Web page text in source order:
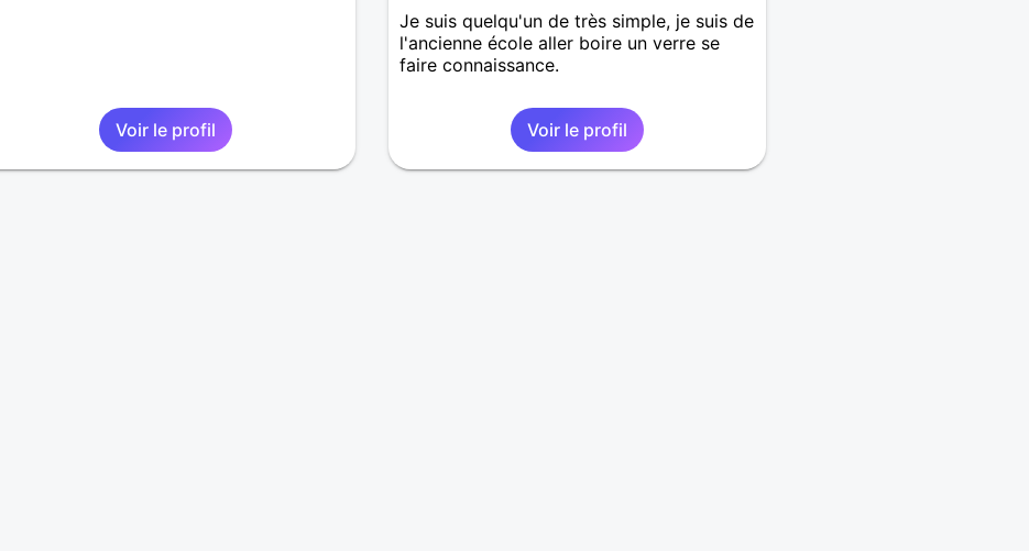
Voir le profil
Je suis quelqu'un de très simple, je suis de
l'ancienne école aller boire un verre se
faire connaissance.
Voir le profil